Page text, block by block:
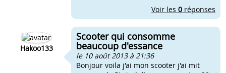
Voir les 0 réponses
Hakoo133
Scooter qui consomme
beaucoup d'essance
le 10 août 2013 à 21:36
Bonjour voila j'ai mon scooter j'ai mit